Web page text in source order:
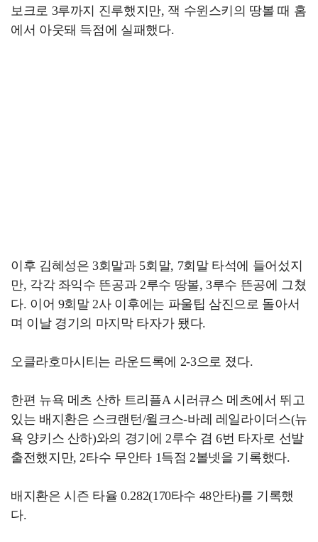
보크로 3루까지 진루했지만, 잭 수윈스키의 땅볼 때 홈
에서 아웃돼 득점에 실패했다.
이후 김혜성은 3회말과 5회말, 7회말 타석에 들어섰지
만, 각각 좌익수 뜬공과 2루수 땅볼, 3루수 뜬공에 그쳤
다. 이어 9회말 2사 이후에는 파울팁 삼진으로 돌아서
며 이날 경기의 마지막 타자가 됐다.
오클라호마시티는 라운드록에 2-3으로 졌다.
한편 뉴욕 메츠 산하 트리플A 시러큐스 메츠에서 뛰고
있는 배지환은 스크랜턴/윌크스-바레 레일라이더스(뉴
욕 양키스 산하)와의 경기에 2루수 겸 6번 타자로 선발
출전했지만, 2타수 무안타 1득점 2볼넷을 기록했다.
배지환은 시즌 타율 0.282(170타수 48안타)를 기록했
다.